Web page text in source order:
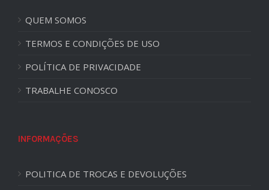
QUEM SOMOS
TERMOS E CONDIÇÕES DE USO
POLÍTICA DE PRIVACIDADE
TRABALHE CONOSCO
INFORMAÇÕES
POLITICA DE TROCAS E DEVOLUÇÕES